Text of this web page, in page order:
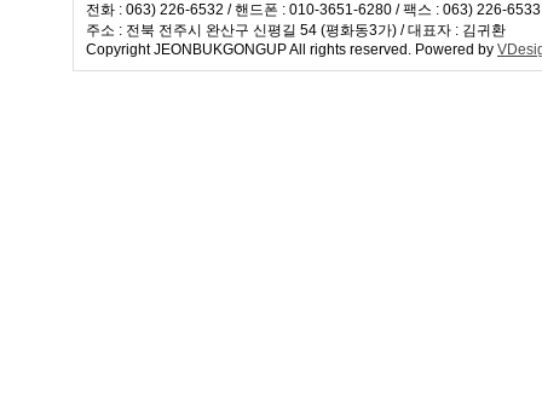
전화 : 063) 226-6532 / 핸드폰 : 010-3651-6280 / 팩스 : 063) 226-
주소 : 전북 전주시 완산구 신평길 54 (평화동3가) / 대표자 : 김귀환
Copyright JEONBUKGONGUP All rights reserved. Powered by